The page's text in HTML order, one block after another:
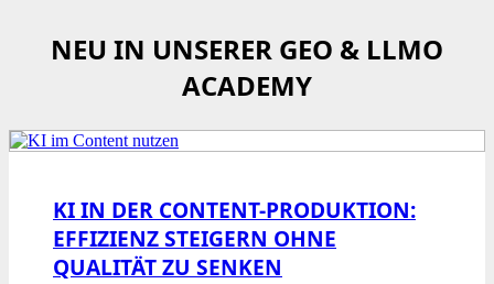
NEU IN UNSERER GEO & LLMO
ACADEMY
KI IN DER CONTENT-PRODUKTION:
EFFIZIENZ STEIGERN OHNE
QUALITÄT ZU SENKEN